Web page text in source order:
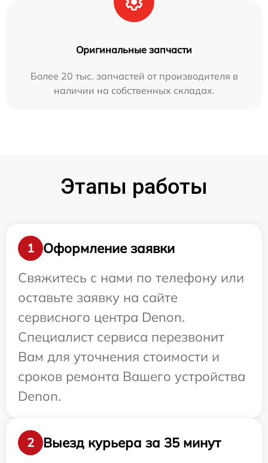
Оригинальные запчасти
Более 20 тыс. запчастей от производителя в
наличии на собственных складах.
Этапы работы
1
Оформление заявки
Свяжитесь с нами по телефону или
оставьте заявку на сайте
сервисного центра Denon.
Специалист сервиса перезвонит
Вам для уточнения стоимости и
сроков ремонта Вашего устройства
Denon.
2 Выезд курьера за 35 минут